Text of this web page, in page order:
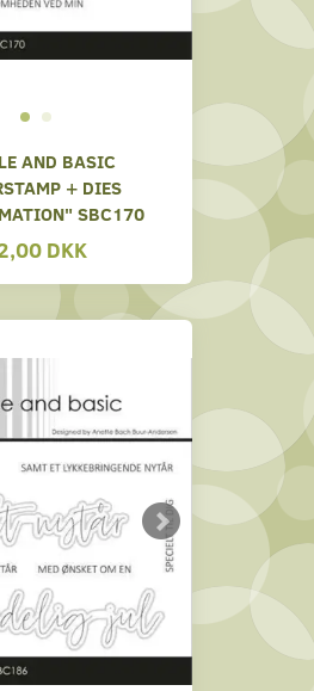
AND BASIC
+ DIES
SBC170
DKK